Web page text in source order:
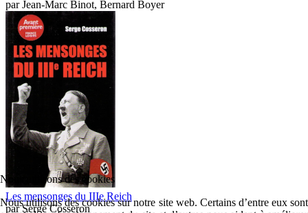
parJean-Marc Binot, Bernard Boyer
Les mensonges du IIIe Reich
parSerge Cosseron
Nous utilisons des cookies
Nous utilisons des cookies sur notre site web. Certains d’entre eux sont